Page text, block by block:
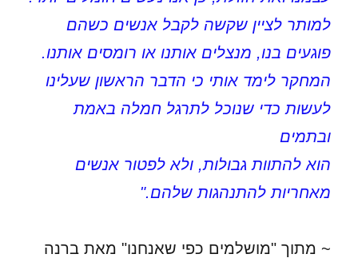
למותר לציין שקשה לקבל אנשים כשהם
פוגעים בנו, מנצלים אותנו או רומסים אותנו.
המחקר לימד אותי כי הדבר הראשון שעלינו
לעשות כדי שנוכל לתרגל חמלה באמת
ובתמים
הוא להתוות גבולות, ולא לפטור אנשים
מאחריות להתנהגות שלהם."
~ מתוך "מושלמים כפי שאנחנו" מאת ברנה